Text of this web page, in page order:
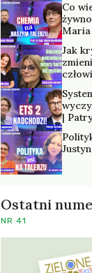
Co
Maria
Jak
|
Ostatni
NR 41